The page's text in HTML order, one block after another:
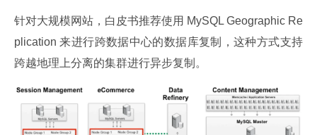
针对大规模网站，白皮书推荐使用 MySQL Geographic Re
plication 来进行跨数据中心的数据库复制，这种方式支持
跨越地理上分离的集群进行异步复制。